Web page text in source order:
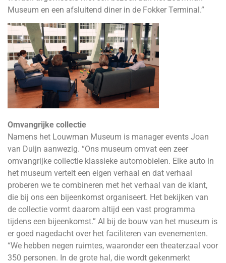
Museum en een afsluitend diner in de Fokker Terminal.”
Omvangrijke collectie
Namens het Louwman Museum is manager events Joan
van Duijn aanwezig. “Ons museum omvat een zeer
omvangrijke collectie klassieke automobielen. Elke auto in
het museum vertelt een eigen verhaal en dat verhaal
proberen we te combineren met het verhaal van de klant,
die bij ons een bijeenkomst organiseert. Het bekijken van
de collectie vormt daarom altijd een vast programma
tijdens een bijeenkomst.” Al bij de bouw van het museum is
er goed nagedacht over het faciliteren van evenementen.
“We hebben negen ruimtes, waaronder een theaterzaal voor
350 personen. In de grote hal, die wordt gekenmerkt